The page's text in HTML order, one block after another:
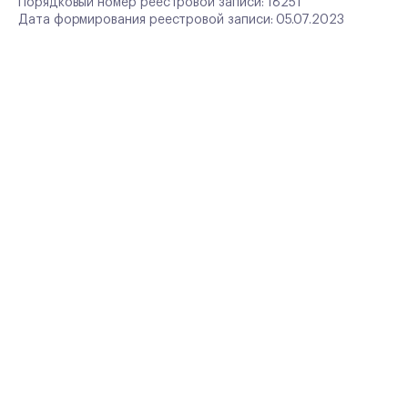
Дата формирования реестровой записи: 05.07.2023